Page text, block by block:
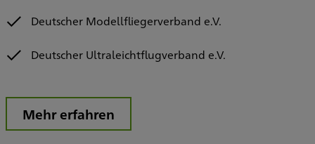
Deutscher Modellfliegerverband e.V.
Deutscher Ultraleichtflugverband e.V.
Mehr erfahren